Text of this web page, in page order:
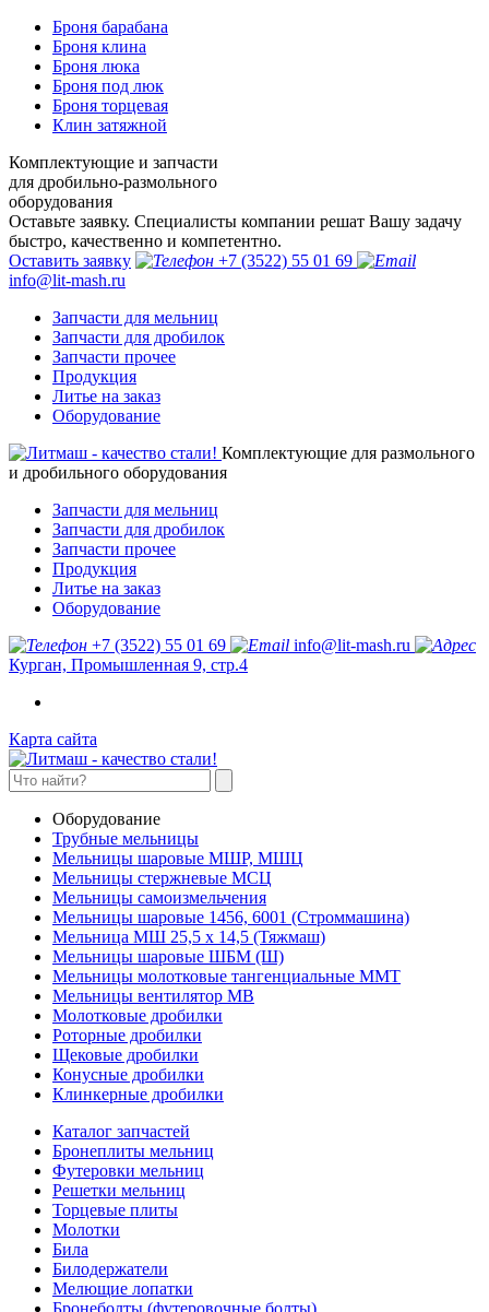
Броня барабана
Броня клина
Броня люка
Броня под люк
Броня торцевая
Клин затяжной
Комплектующие и запчасти
для дробильно-размольного
оборудования
Оставьте заявку. Специалисты компании решат Вашу задачу
быстро, качественно и компетентно.
Оставить заявку
+7 (3522) 55 01 69
info@lit-mash.ru
Запчасти для мельниц
Запчасти для дробилок
Запчасти прочее
Продукция
Литье на заказ
Оборудование
Комплектующие для размольного
и дробильного оборудования
Запчасти для мельниц
Запчасти для дробилок
Запчасти прочее
Продукция
Литье на заказ
Оборудование
+7 (3522) 55 01 69
info@lit-mash.ru
Курган, Промышленная 9, стр.4
Карта сайта
Оборудование
Трубные мельницы
Мельницы шаровые МШР, МШЦ
Мельницы стержневые МСЦ
Мельницы самоизмельчения
Мельницы шаровые 1456, 6001 (Строммашина)
Мельница МШ 25,5 х 14,5 (Тяжмаш)
Мельницы шаровые ШБМ (Ш)
Мельницы молотковые тангенциальные ММТ
Мельницы вентилятор МВ
Молотковые дробилки
Роторные дробилки
Щековые дробилки
Конусные дробилки
Клинкерные дробилки
Каталог запчастей
Бронеплиты мельниц
Футеровки мельниц
Решетки мельниц
Торцевые плиты
Молотки
Била
Билодержатели
Мелющие лопатки
Бронеболты (футеровочные болты)